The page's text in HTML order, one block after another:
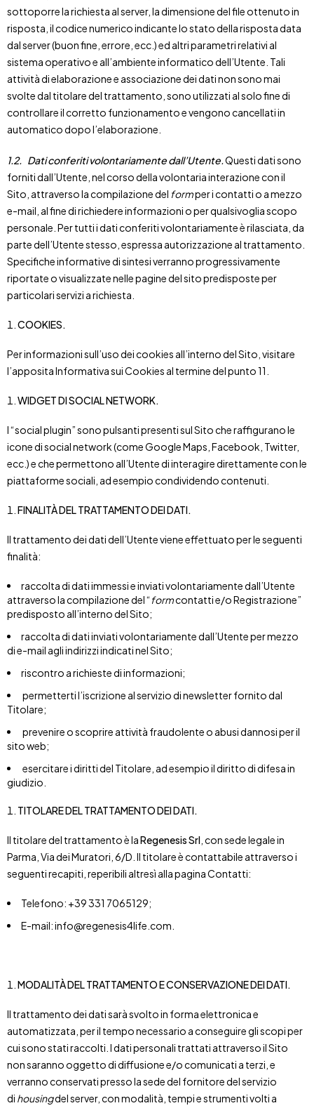
sottoporre la richiesta al server, la dimensione del file ottenuto in
risposta, il codice numerico indicante lo stato della risposta data
dal server (buon fine, errore, ecc.) ed altri parametri relativi al
sistema operativo e all’ambiente informatico dell’Utente. Tali
attività di elaborazione e associazione dei dati non sono mai
svolte dal titolare del trattamento, sono utilizzati al solo fine di
controllare il corretto funzionamento e vengono cancellati in
automatico dopo l’elaborazione.
1.2. Dati conferiti volontariamente dall’Utente.Questi dati sono
forniti dall’Utente, nel corso della volontaria interazione con il
Sito, attraverso la compilazione del formper i contatti o a mezzo
e-mail, al fine di richiedere informazioni o per qualsivoglia scopo
personale. Per tutti i dati conferiti volontariamente è rilasciata, da
parte dell’Utente stesso, espressa autorizzazione al trattamento.
Specifiche informative di sintesi verranno progressivamente
riportate o visualizzate nelle pagine del sito predisposte per
particolari servizi a richiesta.
COOKIES.
Per informazioni sull’uso dei cookies all’interno del Sito, visitare
l’apposita Informativa sui Cookies al termine del punto 11.
WIDGET DI SOCIAL NETWORK.
I “social plugin” sono pulsanti presenti sul Sito che raffigurano le
icone di social network (come Google Maps, Facebook, Twitter,
ecc.) e che permettono all’Utente di interagire direttamente con le
piattaforme sociali, ad esempio condividendo contenuti.
FINALITÀ DEL TRATTAMENTO DEI DATI.
Il trattamento dei dati dell’Utente viene effettuato per le seguenti
finalità:
raccolta di dati immessi e inviati volontariamente dall’Utente
attraverso la compilazione del “formcontatti e/o Registrazione”
predisposto all’interno del Sito;
raccolta di dati inviati volontariamente dall’Utente per mezzo
di e-mail agli indirizzi indicati nel Sito;
riscontro a richieste di informazioni;
permetterti l’iscrizione al servizio di newsletter fornito dal
Titolare;
prevenire o scoprire attività fraudolente o abusi dannosi per il
sito web;
esercitare i diritti del Titolare, ad esempio il diritto di difesa in
giudizio.
TITOLARE DEL TRATTAMENTO DEI DATI.
Il titolare del trattamento è laRegenesis Srl , con sede legale in
Parma, Via dei Muratori, 6/D. Il titolare è contattabile attraverso i
seguenti recapiti, reperibili altresì alla pagina Contatti:
Telefono: +39 331 7065129;
E-mail: info@regenesis4life.com.
MODALITÀ DEL TRATTAMENTO E CONSERVAZIONE DEI DATI.
Il trattamento dei dati sarà svolto in forma elettronica e
automatizzata, per il tempo necessario a conseguire gli scopi per
cui sono stati raccolti. I dati personali trattati attraverso il Sito
non saranno oggetto di diffusione e/o comunicati a terzi, e
verranno conservati presso la sede del fornitore del servizio
di housingdel server, con modalità, tempi e strumenti volti a